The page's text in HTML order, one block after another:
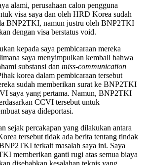
alami, perusahaan calon pengguna
visa saya dan oleh HRD Korea sudah
BNP2TKI, namun justru oleh BNP2TKI
dengan visa berstatus void.
kepada saya pembicaraan mereka
saya menyimpulkan kembali bahwa
substansi dan miss-communication
korea dalam pembicaraan tersebut
sudah memberikan surat ke BNP2TKI
saya yang pertama. Namun, BNP2TKI
CCVI tersebut untuk
saya dideportasi.
sejak percakapan yang dilakukan antara
tersebut tidak ada berita tentang tindak
terkait masalah saya ini. Saya
memberikan ganti rugi atas semua biaya
disebabkan kesalahan teknis yang